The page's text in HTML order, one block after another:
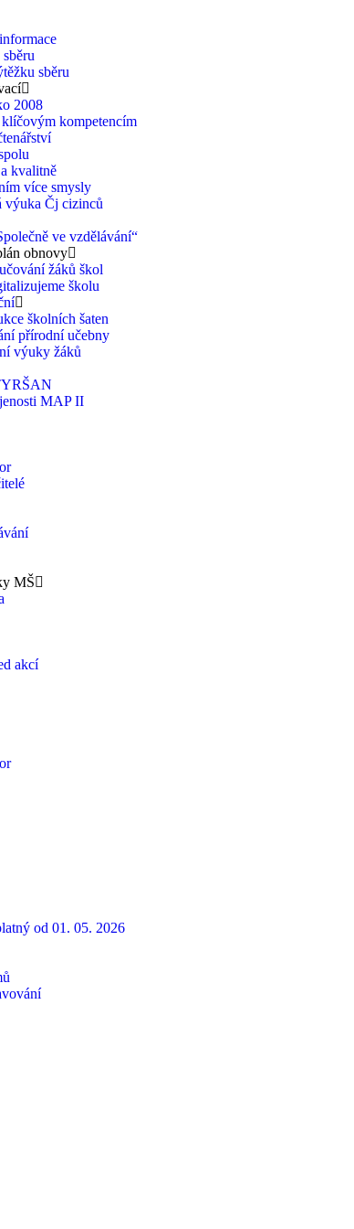
sběru
2008
kompetencím
kvalitně
více smysly
výuka Čj cizinců
ve vzdělávání“
obnovy
žáků škol
školu
školních šaten
přírodní učebny
výuky žáků
MAP II
MŠ
akcí
od 01. 05. 2026